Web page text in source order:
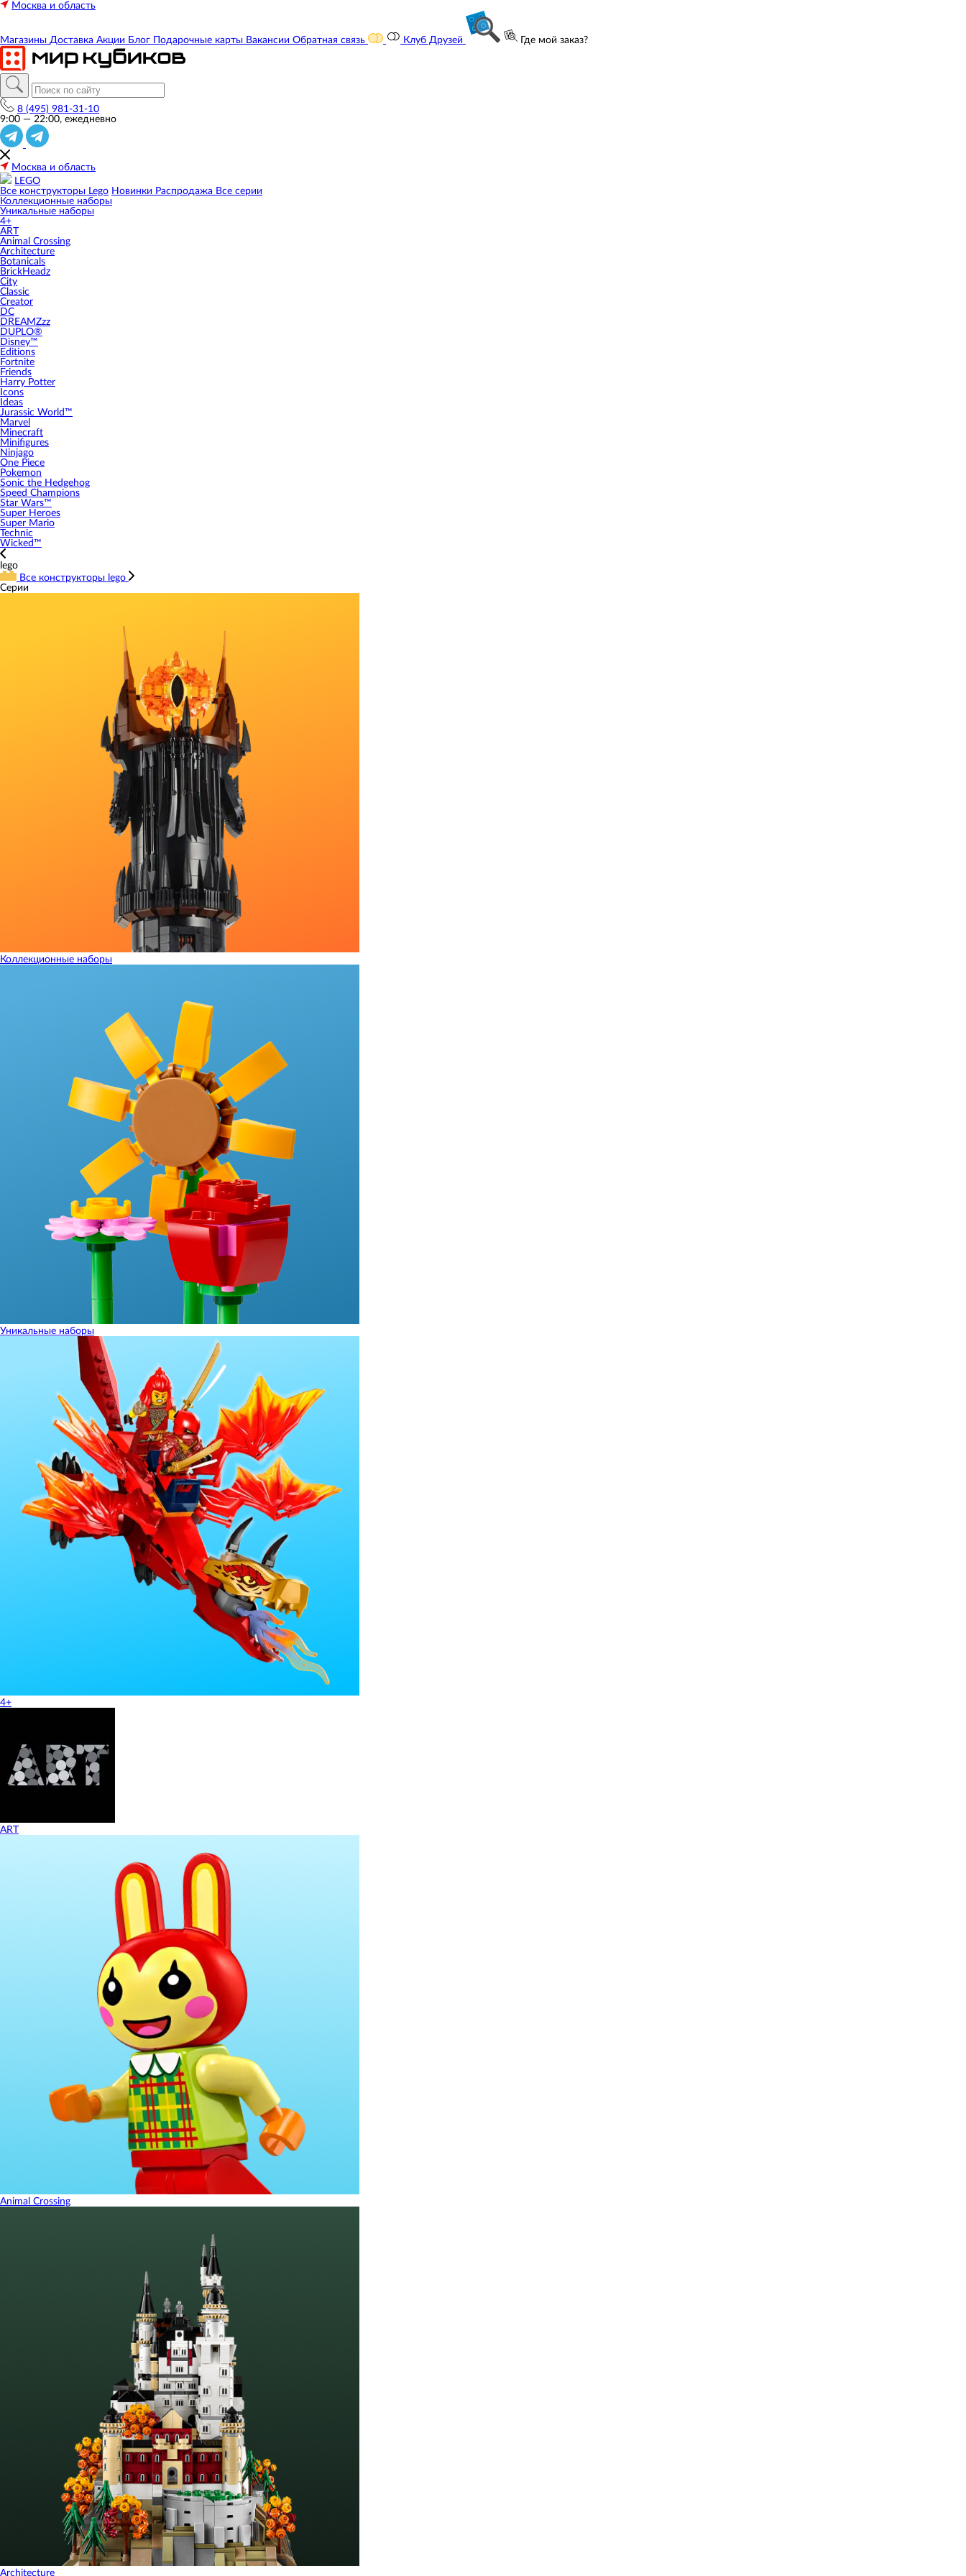
Москва и область
Магазины Доставка Акции Блог Подарочные карты Вакансии Обратная связь Клуб Друзей Где мой заказ?
8 (495) 981-31-10
9:00 — 22:00, ежедневно
Москва и область
LEGO
Все конструкторы Lego Новинки Распродажа Все серии
Коллекционные наборы
Уникальные наборы
4+
ART
Animal Crossing
Architecture
Botanicals
BrickHeadz
City
Classic
Creator
DC
DREAMZzz
DUPLO®
Disney™
Editions
Fortnite
Friends
Harry Potter
Icons
Ideas
Jurassic World™
Marvel
Minecraft
Minifigures
Ninjago
One Piece
Pokemon
Sonic the Hedgehog
Speed Champions
Star Wars™
Super Heroes
Super Mario
Technic
Wicked™
lego
Все конструкторы lego
Серии
Коллекционные наборы
Уникальные наборы
4+
ART
Animal Crossing
Architecture